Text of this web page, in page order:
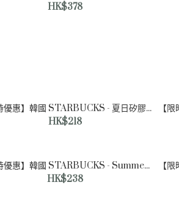
HK$378
【限時優惠】韓國 STARBUCKS - 夏日矽膠可摺疊隨行杯 Your Summer Silicone Foldable Tumbler 450ml
HK$218
【限時優惠】韓國 STARBUCKS - Summer Badge Glass 徽章玻璃杯 414ml
HK$238